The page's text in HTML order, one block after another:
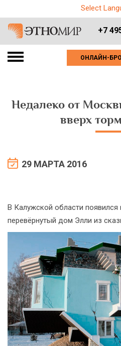
Select
+7
ОНЛАЙН-
Недалеко от
вверх
29 МАРТА 2016
В Калужской области
перевёрнутый дом Элли из